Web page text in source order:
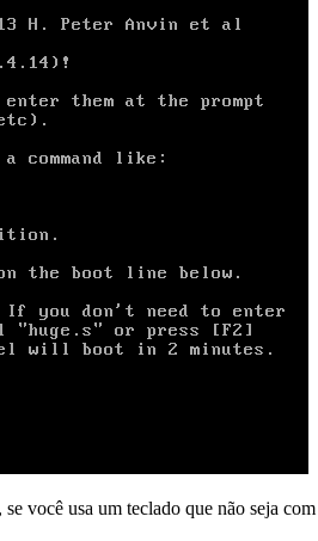
você usa um teclado que não seja